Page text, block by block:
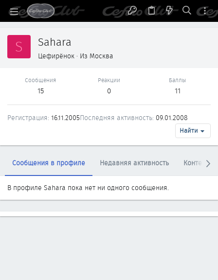
S Sahara
Цефирёнок · Из Москва
Сообщения
15
Реакции
0
Баллы
11
Регистрация 16.11.2005Последняя активность 09.01.2008
Найти
Сообщения в профиле Недавняя активность Контент
В профиле Sahara пока нет ни одного сообщения.